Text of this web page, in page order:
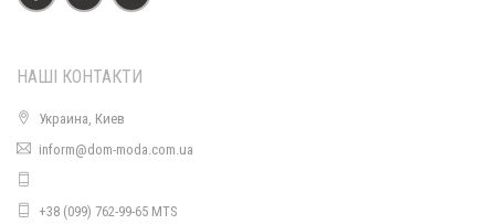
Модна жіноча куртка пальто букле
НАШІ КОНТАКТИ
Украина, Киев
inform@dom-moda.com.ua
+38 (099) 762-99-65 MTS